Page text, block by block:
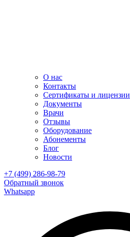
О нас
Контакты
Сертификаты и лицензии
Документы
Врачи
Отзывы
Оборудование
Абонементы
Блог
Новости
+7 (499) 286-98-79
Обратный звонок
Whatsapp